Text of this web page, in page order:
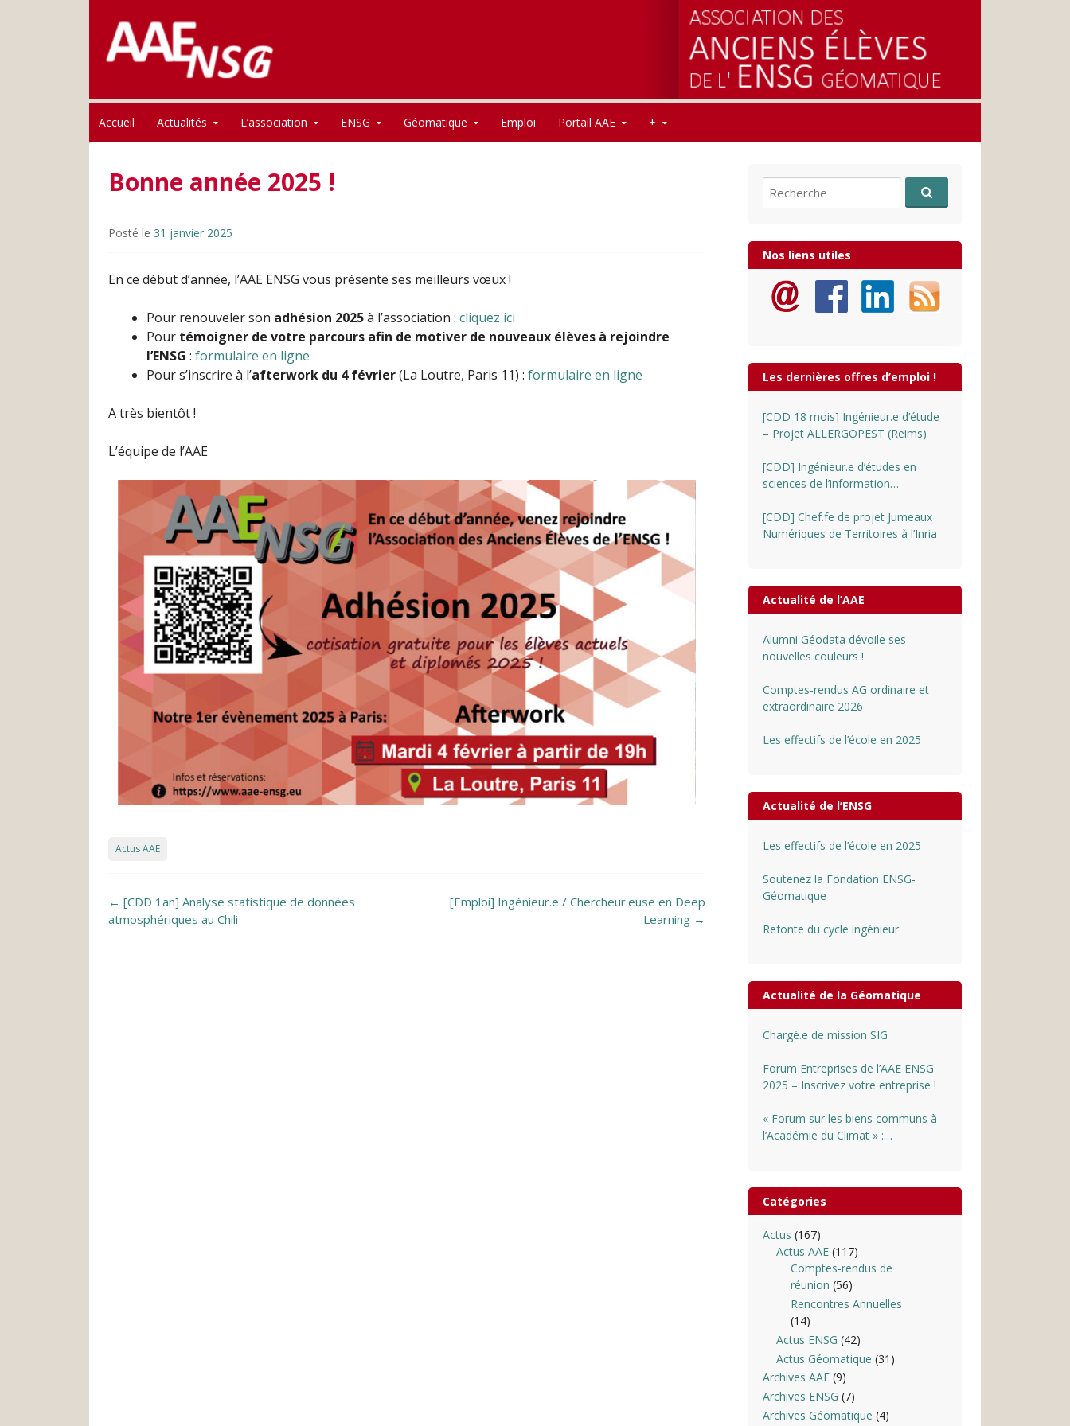
AAE-ENSG
Accueil Actualités L’association ENSG Géomatique Emploi Portail AAE +
Bonne année 2025 !
Posté le 31 janvier 2025
En ce début d’année, l’AAE ENSG vous présente ses meilleurs vœux !
Pour renouveler son adhésion 2025à l’association : cliquez ici
Pour témoigner de votre parcours afin de motiver de nouveaux élèves à rejoindre
l’ENSG : formulaire en ligne
Pour s’inscrire à l’afterwork du 4 février(La Loutre, Paris 11) : formulaire en ligne
A très bientôt !
L’équipe de l’AAE
Actus AAE
Post navigation
← [CDD 1an] Analyse statistique de données
atmosphériques au Chili
[Emploi] Ingénieur.e / Chercheur.euse en Deep
Learning →
Recherche pour:
Nos liens utiles
Les dernières offres d’emploi !
[CDD 18 mois] Ingénieur.e d’étude
– Projet ALLERGOPEST (Reims)
[CDD] Ingénieur.e d’études en
sciences de l’information
[CDD] Chef.fe de projet Jumeaux
Numériques de Territoires à l’Inria
Actualité de l’AAE
Alumni Géodata dévoile ses
nouvelles couleurs !
Comptes-rendus AG ordinaire et
extraordinaire 2026
Les effectifs de l’école en 2025
Actualité de l’ENSG
Les effectifs de l’école en 2025
Soutenez la Fondation ENSG-
Géomatique
Refonte du cycle ingénieur
Actualité de la Géomatique
Chargé.e de mission SIG
Forum Entreprises de l’AAE ENSG
2025 – Inscrivez votre entreprise !
« Forum sur les biens communs à
l’Académie du Climat » :
Catégories
Actus (167)
Actus AAE (117)
Comptes-rendus de
réunion (56)
Rencontres Annuelles
(14)
Actus ENSG (42)
Actus Géomatique (31)
Archives AAE(9)
Archives ENSG (7)
Archives Géomatique (4)